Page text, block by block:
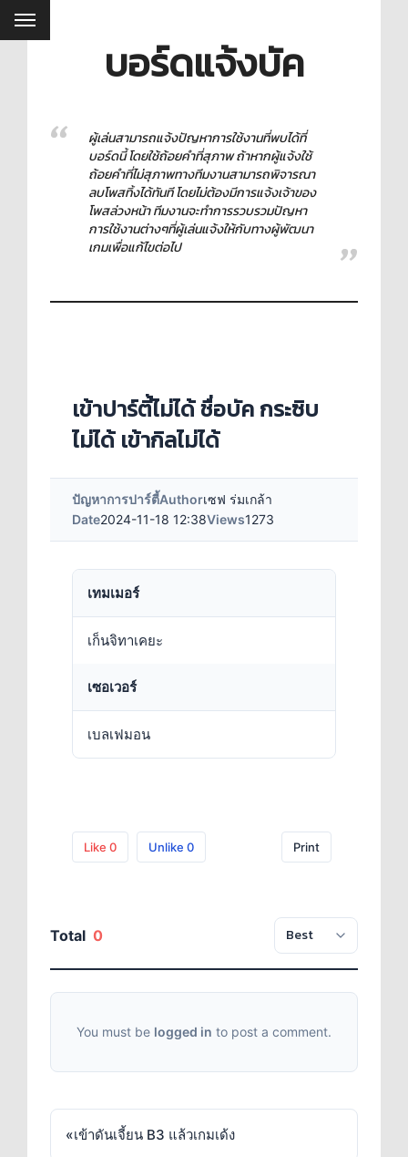
บอร์ดแจ้งบัค
ผู้เล่นสามารถแจ้งปัญหาการใช้งานที่พบได้ที่
บอร์ดนี้ โดยใช้ถ้อยคำที่สุภาพ ถ้าหากผู้แจ้งใช้
ถ้อยคำที่ไม่สุภาพทางทีมงานสามารถพิจารณา
ลบโพสทิ้งได้ทันที โดยไม่ต้องมีการแจ้งเจ้าของ
โพสล่วงหน้า ทีมงานจะทำการรวบรวมปัญหา
การใช้งานต่างๆที่ผู้เล่นแจ้งให้กับทางผู้พัฒนา
เกมเพื่อแก้ไขต่อไป
เข้าปาร์ตี้ไม่ได้ ชื่อบัค กระซิบ
ไม่ได้ เข้ากิลไม่ได้
ปัญหาการปาร์ตี้Authorเซฟ ร่มเกล้า
Date2024-11-18 12:38Views1273
เทมเมอร์
เก็นจิทาเคยะ
เซอเวอร์
เบลเฟมอน
Like 0 Unlike 0 Print
Total 0
You must be logged in to post a comment.
«เข้าดันเจี้ยน B3 แล้วเกมเด้ง